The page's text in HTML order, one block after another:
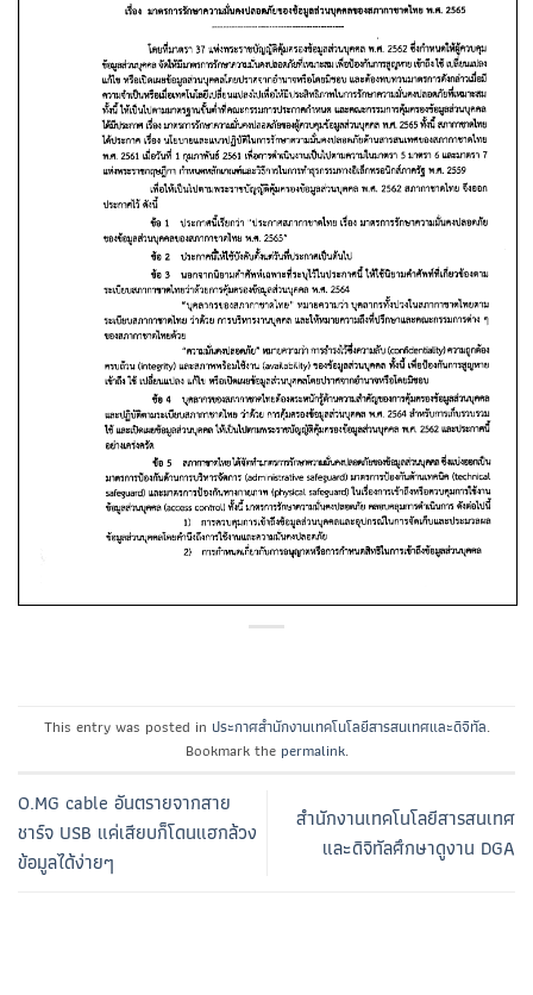
This entry was posted in ประกาศสำนักงานเทคโนโลยีสารสนเทศและดิจิทัล.
Bookmark the permalink.
O.MG cable อันตรายจากสาย
ชาร์จ USB แค่เสียบก็โดนแฮกล้วง
ข้อมูลได้ง่ายๆ
สำนักงานเทคโนโลยีสารสนเทศ
และดิจิทัลศึกษาดูงาน DGA